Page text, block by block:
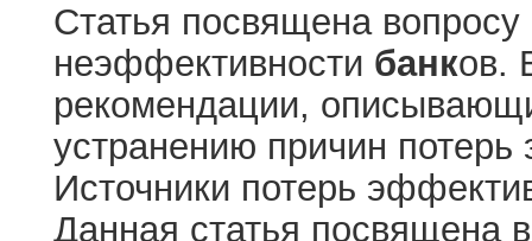
Cтатья посвящена
неэффективности банков.
рекомендации,
устранению причин
Источники потерь
Данная статья посвящена